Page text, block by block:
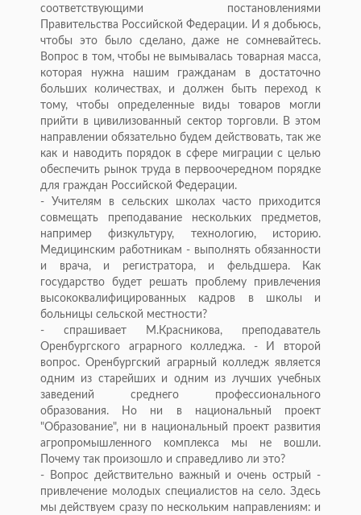
соответствующими постановлениями
Правительства Российской Федерации. И я добьюсь,
чтобы это было сделано, даже не сомневайтесь.
Вопрос в том, чтобы не вымывалась товарная масса,
которая нужна нашим гражданам в достаточно
больших количествах, и должен быть переход к
тому, чтобы определенные виды товаров могли
прийти в цивилизованный сектор торговли. В этом
направлении обязательно будем действовать, так же
как и наводить порядок в сфере миграции с целью
обеспечить рынок труда в первоочередном порядке
для граждан Российской Федерации.
- Учителям в сельских школах часто приходится
совмещать преподавание нескольких предметов,
например физкультуру, технологию, историю.
Медицинским работникам - выполнять обязанности
и врача, и регистратора, и фельдшера. Как
государство будет решать проблему привлечения
высококвалифицированных кадров в школы и
больницы сельской местности?
- спрашивает М.Красникова, преподаватель
Оренбургского аграрного колледжа. - И второй
вопрос. Оренбургский аграрный колледж является
одним из старейших и одним из лучших учебных
заведений среднего профессионального
образования. Но ни в национальный проект
"Образование", ни в национальный проект развития
агропромышленного комплекса мы не вошли.
Почему так произошло и справедливо ли это?
- Вопрос действительно важный и очень острый -
привлечение молодых специалистов на село. Здесь
мы действуем сразу по нескольким направлениям: и